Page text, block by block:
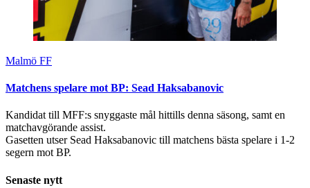
Malmö FF
Matchens spelare mot BP: Sead Haksabanovic
Kandidat till MFF:s snyggaste mål hittills denna säsong, samt en
matchavgörande assist.
Gasetten utser Sead Haksabanovic till matchens bästa spelare i 1-2
segern mot BP.
Senaste nytt